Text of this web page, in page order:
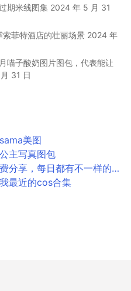
期米线图集 2024 年 5 月 31
菲特酒店的壮丽场景 2024 年
喵子酸奶图片图包，代表能让
31 日
美图
主写真图包
享，每日都有不一样的惊喜
最近的cos合集